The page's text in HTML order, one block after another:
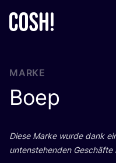
MARKE
Boep
Die­se Mar­ke wur­de dank
unten­ste­hen­den Geschäf­te